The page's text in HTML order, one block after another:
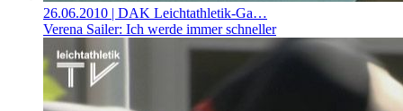
26.06.2010 | DAK Leichtathletik-Ga…
Verena Sailer: Ich werde immer schneller